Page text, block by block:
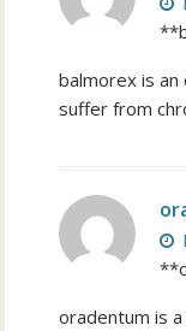
balmorex is
suffer from
oradentum is